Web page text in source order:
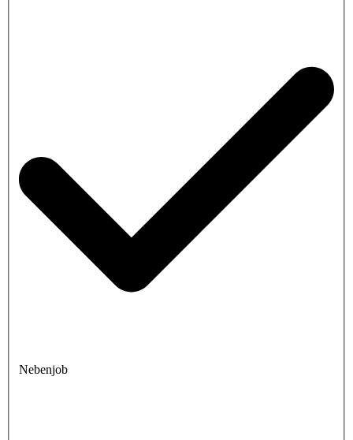
Nebenjob